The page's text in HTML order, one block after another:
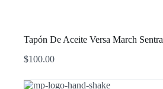
Tapón De Aceite Versa March Sentra
$100.00